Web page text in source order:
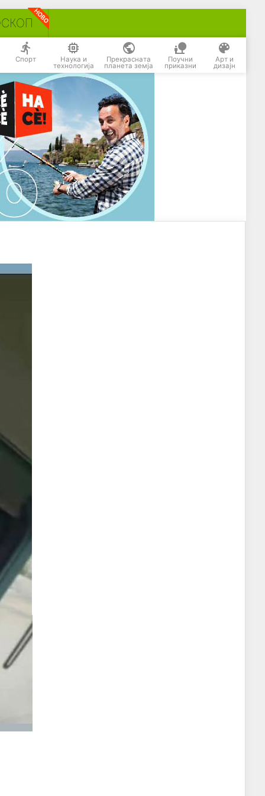
Спорт Наука и
технологија
Прекрасната
планета земја
Поучни
приказни
Арт и
дизајн